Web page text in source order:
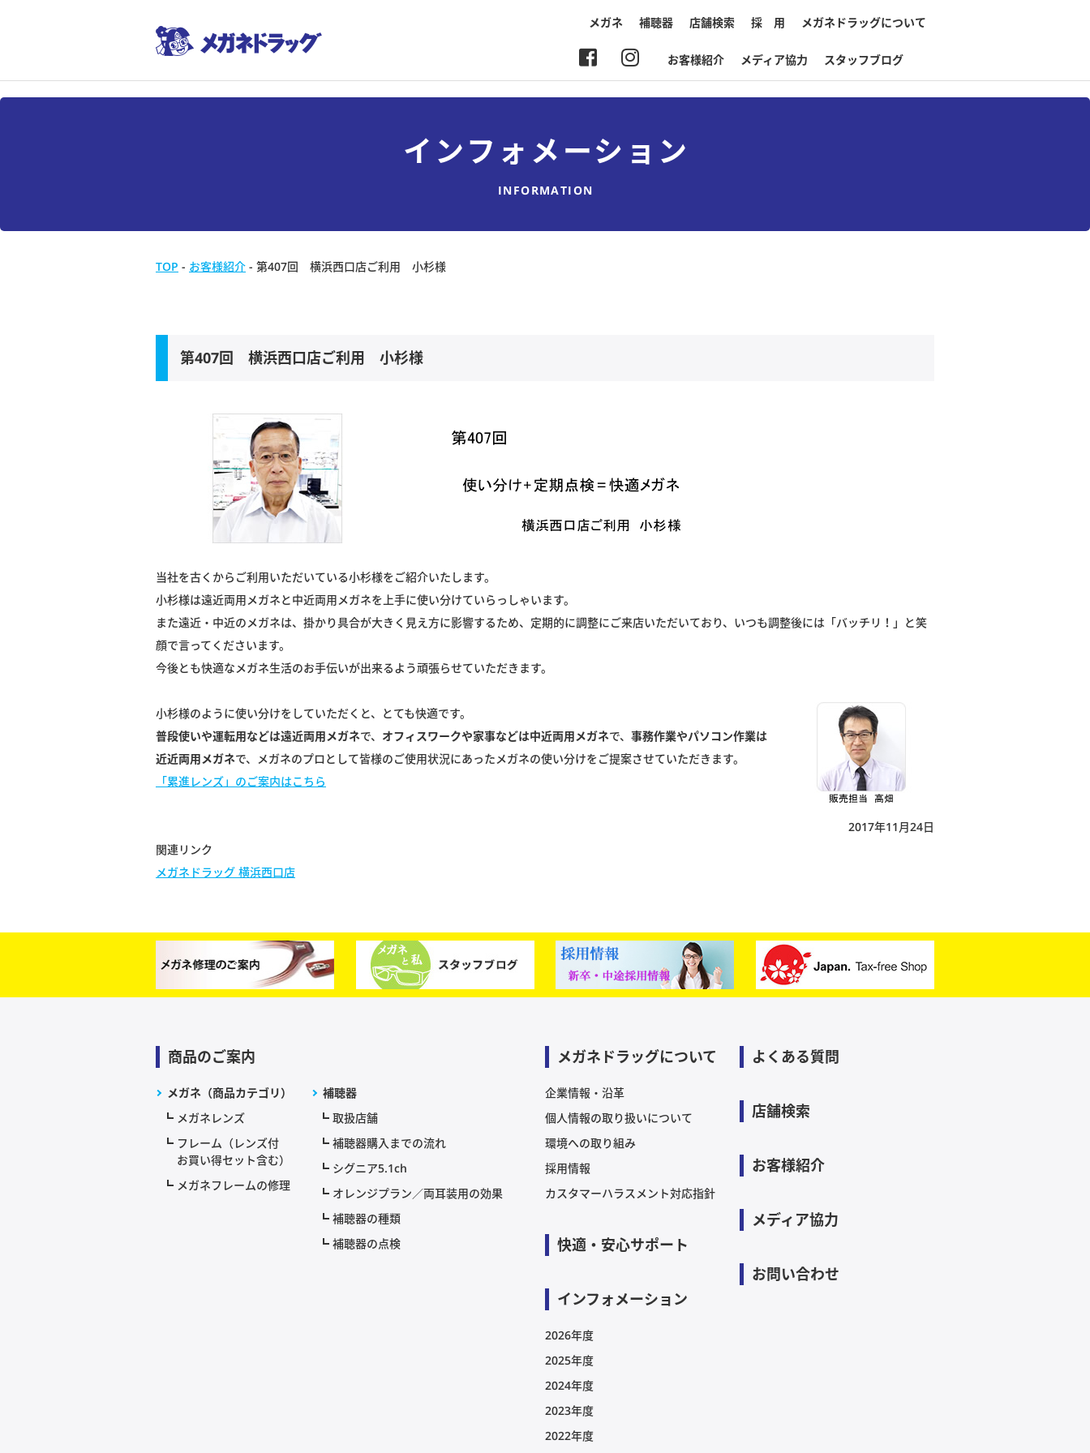
メガネ 補聴器 店舗検索 採 用 メガネドラッグについて
お客様紹介 メディア協力 スタッフブログ
インフォメーション
INFORMATION
TOP - お客様紹介 - 第407回 横浜西口店ご利用 小杉様
第407回 横浜西口店ご利用 小杉様
当社を古くからご利用いただいている小杉様をご紹介いたします。
小杉様は遠近両用メガネと中近両用メガネを上手に使い分けていらっしゃいます。
また遠近・中近のメガネは、掛かり具合が大きく見え方に影響するため、定期的に調整にご来店いただいており、いつも調整後には 「バッチリ！」 と笑
顔で言ってくださいます。
今後とも快適なメガネ生活のお手伝いが出来るよう頑張らせていただきます。
小杉様のように使い分けをしていただくと、とても快適です。
普段使いや運転用などは遠近両用メガネで、 オフィスワークや家事などは中近両用メガネで、 事務作業やパソコン作業は
近近両用メガネで、メガネのプロとして皆様のご使用状況にあったメガネの使い分けをご提案させていただきます。
「累進レンズ」のご案内はこちら
2017年11月24日
関連リンク
メガネドラッグ 横浜西口店
商品のご案内
メガネ（商品カテゴリ）
メガネレンズ
フレーム（レンズ付
お買い得セット含む）
メガネフレームの修理
補聴器
取扱店舗
補聴器購入までの流れ
シグニア5.1ch
オレンジプラン／両耳装用の効果
補聴器の種類
補聴器の点検
メガネドラッグについて
企業情報・沿革
個人情報の取り扱いについて
環境への取り組み
採用情報
カスタマーハラスメント対応指針
快適・安心サポート
インフォメーション
2026年度
2025年度
2024年度
2023年度
2022年度
よくある質問
店舗検索
お客様紹介
メディア協力
お問い合わせ